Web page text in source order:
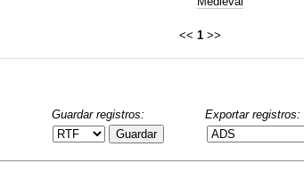
<< 1 >>
Guardar registros:
Guardar
Exportar registros: